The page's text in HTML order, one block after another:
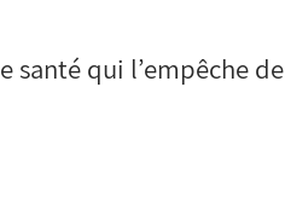
santé qui l’empêche de